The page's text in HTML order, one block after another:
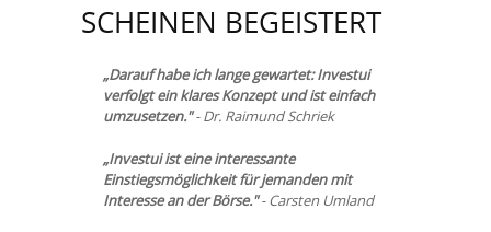
SCHEINEN BEGEISTERT
„Darauf habe ich lange gewartet: Investui
verfolgt ein klares Konzept und ist einfach
umzusetzen."- Dr. Raimund Schriek
„Investui ist eine interessante
Einstiegsmöglichkeit für jemanden mit
Interesse an der Börse."- Carsten Umland